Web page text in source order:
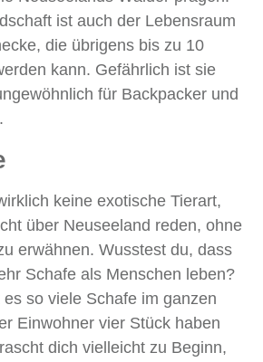
ist auch der Lebensraum
die übrigens bis zu 10
kann. Gefährlich ist sie
für Backpacker und
keine exotische Tierart,
über Neuseeland reden, ohne
erwähnen. Wusstest du, dass
Schafe als Menschen leben?
so viele Schafe im ganzen
Einwohner vier Stück haben
dich vielleicht zu Beginn,